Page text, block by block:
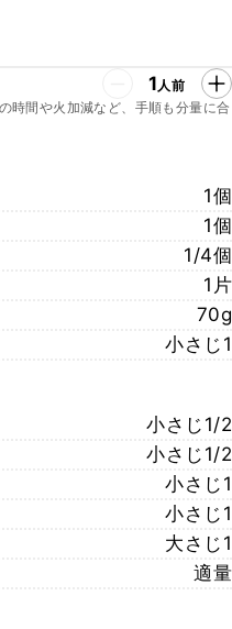
1人前
時間や火加減など、手順も分量に合
1個
1個
1/4個
1片
70g
小さじ1
小さじ1/2
小さじ1/2
小さじ1
小さじ1
大さじ1
適量